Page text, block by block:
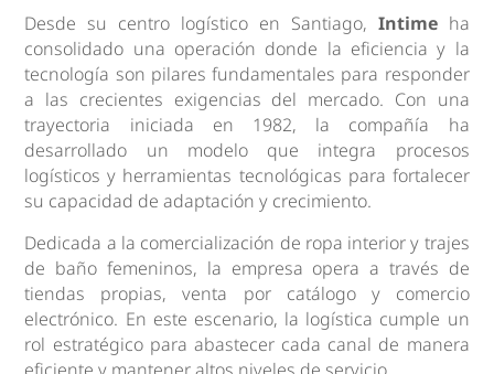
Desde su centro logístico en Santiago, Intimeha
consolidado una operación donde la eficiencia y la
tecnología son pilares fundamentales para responder
a las crecientes exigencias del mercado. Con una
trayectoria iniciada en 1982, la compañía ha
desarrollado un modelo que integra procesos
logísticos y herramientas tecnológicas para fortalecer
su capacidad de adaptación y crecimiento.
Dedicada a la comercialización de ropa interior y trajes
de baño femeninos, la empresa opera a través de
tiendas propias, venta por catálogo y comercio
electrónico. En este escenario, la logística cumple un
rol estratégico para abastecer cada canal de manera